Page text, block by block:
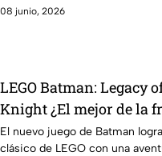
jugando PES
08 junio, 2026
LEGO Batman: Legacy
Knight ¿El mejor de la
REVIEW
El nuevo juego de Batman
clásico de LEGO con una